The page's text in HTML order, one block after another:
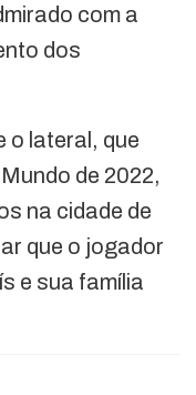
com a
dos
o lateral, que
de 2022,
na cidade de
que o jogador
e sua família